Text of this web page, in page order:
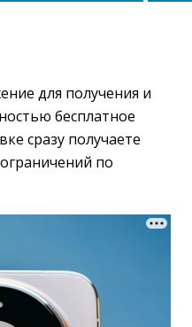
для получения и
бесплатное
сразу получаете
по